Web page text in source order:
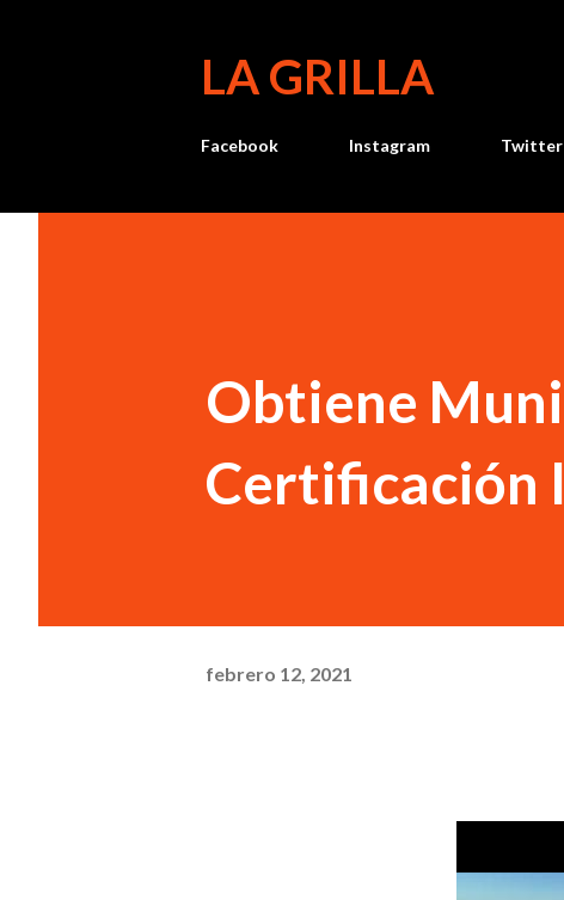
LA GRILLA
Facebook Instagram Twitter
Obtiene
Certificación
febrero 12, 2021